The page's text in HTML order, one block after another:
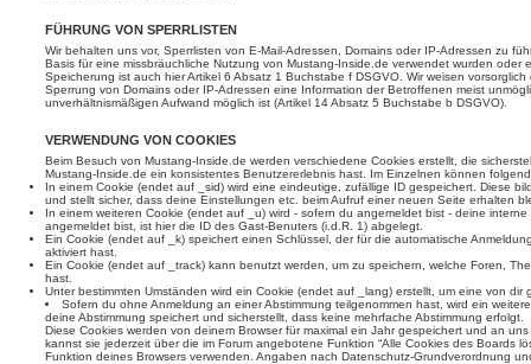
FÜHRUNG VON SPERRLISTEN
Wir behalten uns vor, Sperrlisten von E-Mail-Adressen, Domains oder IP-Adressen zu
Basis für eine missbräuchliche Nutzung von Mustang-Inside.de verwendet wurden oder
Speicherung ist auch hier Artikel 6 Absatz 1 Buchstabe f DSGVO. Wir weisen
Sperrung von Domains oder IP-Adressen eine Information der Betroffenen meist
unverhältnismäßigen Aufwand möglich ist (Artikel 14 Absatz 5 Buchstabe b DSGVO).
VERWENDUNG VON COOKIES
Beim Besuch von Mustang-Inside.de werden verschiedene Cookies erstellt, die
Mustang-Inside.de ein konsistentes Benutzererlebnis hast. Im Einzelnen können
In einem Cookie (endet auf _sid) wird eine eindeutige, zufällige ID gespeichert. Diese
und stellt sicher, dass deine Einstellungen etc. beim Aufruf einer neuen Seite erhalten
In einem weiteren Cookie (endet auf _u) wird - sofern du angemeldet bist - deine
angemeldet bist, ist hier die ID des Gast-Benuters (i.d.R. 1) abgelegt.
Ein Cookie (endet auf _k) speichert einen Schlüssel, der für die automatische
aktiviert hast.
Ein Cookie (endet auf _track) kann benutzt werden, um zu speichern, welche Foren,
hast.
Unter bestimmten Umständen wird ein Cookie (endet auf _lang) erstellt, um eine von
Sofern du ohne Anmeldung an einer Abstimmung teilgenommen hast, wird ein
deine Abstimmung speichert und sicherstellt, dass keine mehrfache Abstimmung erfolgt.
Diese Cookies werden von deinem Browser für maximal ein Jahr gespeichert und an
kannst sie jederzeit über die im Forum angebotene Funktion “Alle Cookies des Boards
Funktion deines Browsers verwenden. Angaben nach Datenschutz-Grundverordnung